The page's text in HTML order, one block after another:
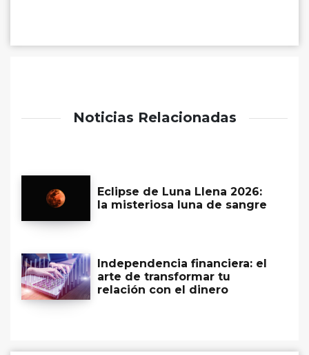
Noticias Relacionadas
Eclipse de Luna Llena 2026:
la misteriosa luna de sangre
Independencia financiera: el
arte de transformar tu
relación con el dinero